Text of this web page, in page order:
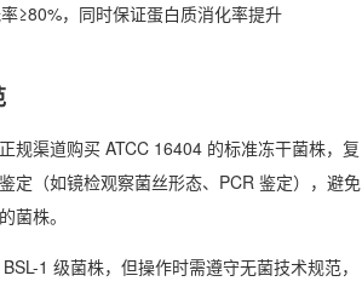
≥80%，同时保证蛋白质消化率提升
规渠道购买 ATCC 16404 的标准冻干菌株，复
定（如镜检观察菌丝形态、PCR 鉴定），避免
菌株。
1 级菌株，但操作时需遵守无菌技术规范，